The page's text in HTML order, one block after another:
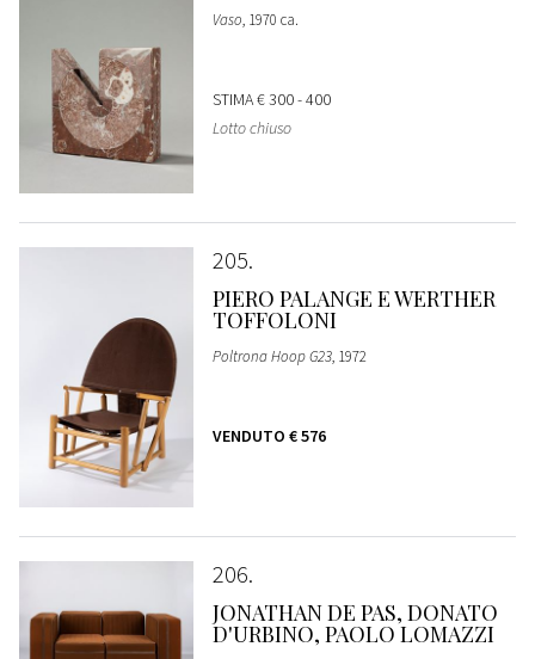
Vaso, 1970 ca.
STIMA€ 300 - 400
Lotto chiuso
205
PIERO PALANGE E WERTHER
TOFFOLONI
Poltrona Hoop G23, 1972
VENDUTO € 576
206
JONATHAN DE PAS, DONATO
D'URBINO, PAOLO LOMAZZI